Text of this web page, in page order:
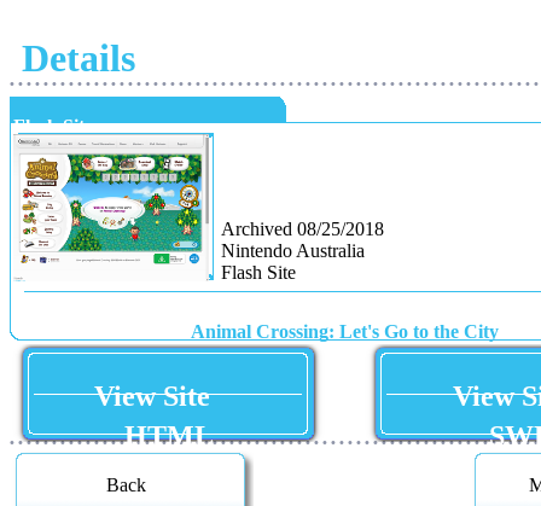
Details
• • • • • • • • • • • • • • • • • • • • • • • • • • • • • • • • • • • • • • • • • • • • • • • • • • • • • • • • • • • • • • •
Flash Site
Archived 08/25/2018
Nintendo Australia
Flash Site
Animal Crossing: Let's Go to the City
• • • • • • • • • • • • • • • • • • • • • • • • • • • • • • • • • • • • • • • • • • • • • • • • • • • • • • • • • • • • • •
View Site
HTML
View
Back